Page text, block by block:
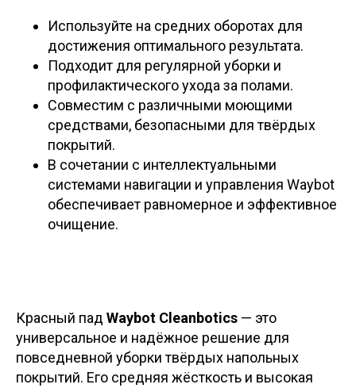
Используйте на средних оборотах для
достижения оптимального результата.
Подходит для регулярной уборки и
профилактического ухода за полами.
Совместим с различными моющими
средствами, безопасными для твёрдых
покрытий.
В сочетании с интеллектуальными
системами навигации и управления Waybot
обеспечивает равномерное и эффективное
очищение.
Красный пад Waybot Cleanbotics — это
универсальное и надёжное решение для
повседневной уборки твёрдых напольных
покрытий. Его средняя жёсткость и высокая